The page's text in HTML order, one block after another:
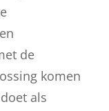
de
komen
als